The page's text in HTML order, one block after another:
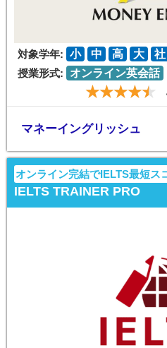
対象学年: 小 中 高 大
社
授業形式:
オンライン英会話
マネーイングリッシュ
オンライン完結でIELTS最短ス
IELTS TRAINER PRO